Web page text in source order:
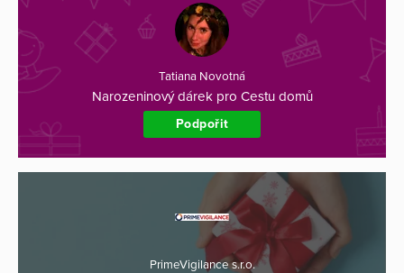
Tatiana Novotná
Narozeninový dárek pro Cestu domů
Podpořit
PrimeVigilance s.r.o.